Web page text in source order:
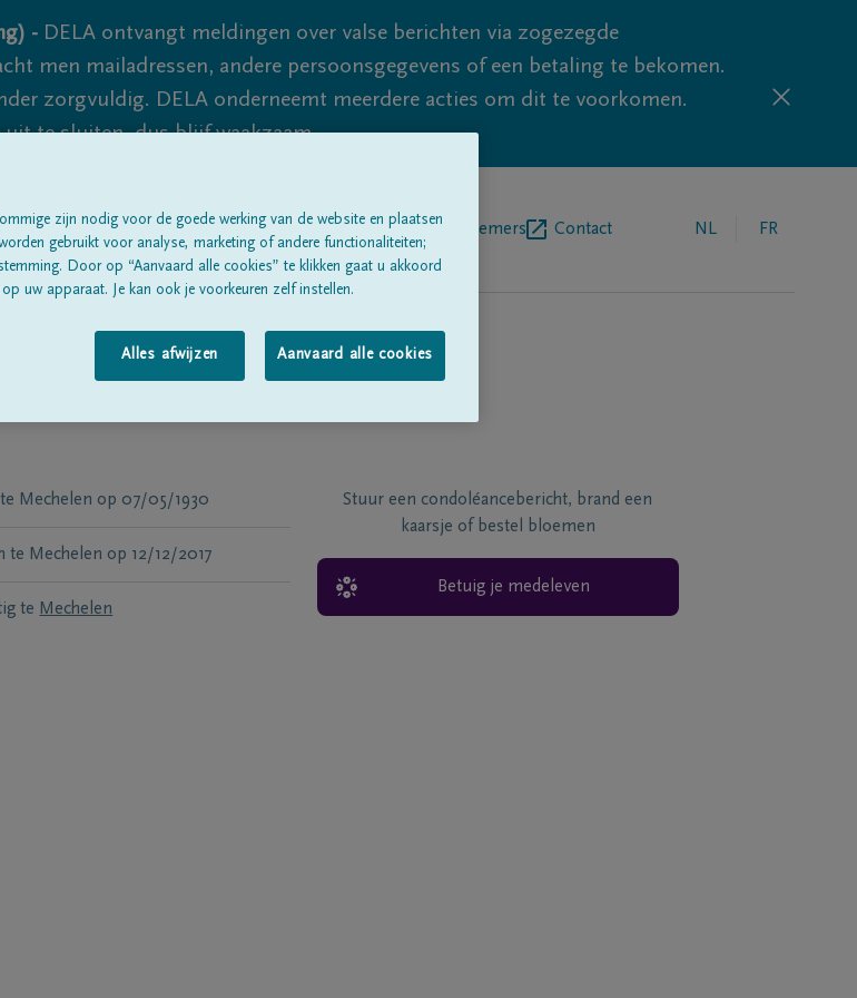
- DELA ontvangt meldingen over valse berichten via zogezegde
men mailadressen, andere persoonsgegevens of een betaling te bekomen.
zorgvuldig. DELA onderneemt meerdere acties om dit te voorkomen.
te sluiten, dus blijf waakzaam.
Alle rouwberichtenOver onsBegrafenisondernemers Contact NL FR
Mechelen op 07/05/1930
te Mechelen op 12/12/2017
te Mechelen
Stuur een condoléancebericht, brand een
kaarsje of bestel bloemen
Betuig je medeleven
zijn nodig voor de goede werking van de website en plaatsen
gebruikt voor analyse, marketing of andere functionaliteiten;
Door op “Aanvaard alle cookies” te klikken gaat u akkoord
uw apparaat. Je kan ook je voorkeuren zelf instellen.
Alles afwijzen Aanvaard alle cookies